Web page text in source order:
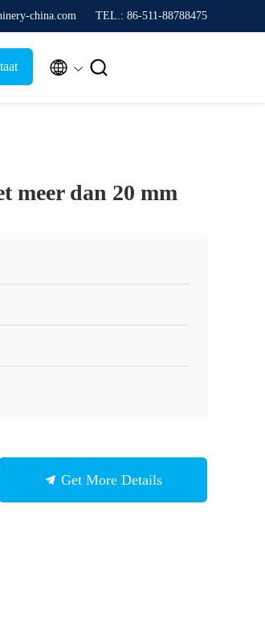
china.com TEL.: 86-511-88788475
 
meer dan 20 mm
Get More Details